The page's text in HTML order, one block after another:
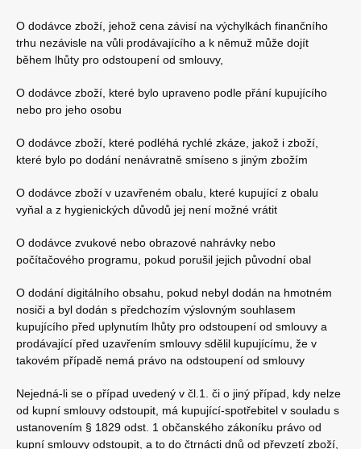
O dodávce zboží, jehož cena závisí na výchylkách finančního
trhu nezávisle na vůli prodávajícího a k němuž může dojít
během lhůty pro odstoupení od smlouvy,
O dodávce zboží, které bylo upraveno podle přání kupujícího
nebo pro jeho osobu
O dodávce zboží, které podléhá rychlé zkáze, jakož i zboží,
které bylo po dodání nenávratně smíseno s jiným zbožím
O dodávce zboží v uzavřeném obalu, které kupující z obalu
vyňal a z hygienických důvodů jej není možné vrátit
O dodávce zvukové nebo obrazové nahrávky nebo
počítačového programu, pokud porušil jejich původní obal
O dodání digitálního obsahu, pokud nebyl dodán na hmotném
nosiči a byl dodán s předchozím výslovným souhlasem
kupujícího před uplynutím lhůty pro odstoupení od smlouvy a
prodávající před uzavřením smlouvy sdělil kupujícímu, že v
takovém případě nemá právo na odstoupení od smlouvy
Nejedná-li se o případ uvedený v čl.1. či o jiný případ, kdy nelze
od kupní smlouvy odstoupit, má kupující-spotřebitel v souladu s
ustanovením § 1829 odst. 1 občanského zákoníku právo od
kupní smlouvy odstoupit, a to do čtrnácti dnů od převzetí zboží,